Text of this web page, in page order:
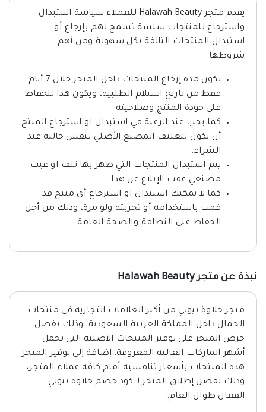
يقدم متجر Halawah Beauty للعملاء سياسة استبدال
واسترجاع للمنتجات سلسة تسمح لهم بإرجاع أو
استبدال المنتجات التالفة بكل سهولة ومن أهم
شروطها:
تكون مدة إرجاع المنتجات داخل المتجر خلال 7 أيام
فقط من تاريخ استلام الطلبية، ويكون هذا للحفاظ
على جودة المنتج وصلاحيته.
كما يجب عند الرغبة في استبدال او استرجاع المنتج
أن يكون بتغليف المصنع الأصلي بنفس حالته عند
الشراء.
يتم استبدال المنتجات التي ظهر بها تلف او عيب
مصنعي عقب الإبلاغ عن هذا.
كما لا يمكنك استبدال او استرجاع أي منتج قد
قمت باستخدامه أو تجربته ولو مرة، وذلك من أجل
الحفاظ على النظافة والصحة العامة.
نبذة عن متجر Halawah Beauty
متجر حلاوة بيوتي من أكبر العلامات التجارية في منتجات
الجمال داخل المملكة العربية السعودية، وذلك بفضل
حرص المتجر على توفير المنتجات الأصلية التي تحمل
أشهر الماركات العالية المعروفة، إضافة إلى توفير المتجر
هذه المنتجات بأسعار تنافسية أمام كافة عملاء المتجر،
وذلك بفضل إطلاق المتجر لـ كود خصم حلاوة بيوتي
الفعال طوال العام.